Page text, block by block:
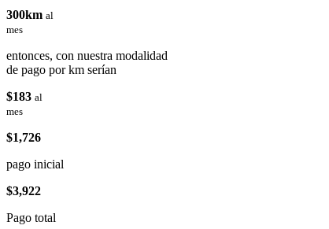
300km al
mes
entonces, con nuestra modalidad
de pago por km serían
$183 al
mes
$1,726
pago inicial
$3,922
Pago total